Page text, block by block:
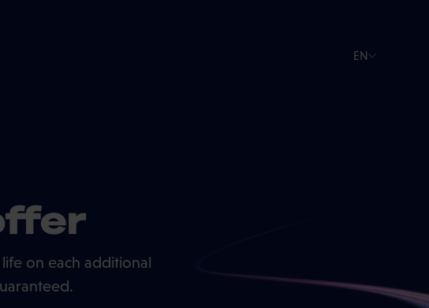
EN
on each additional